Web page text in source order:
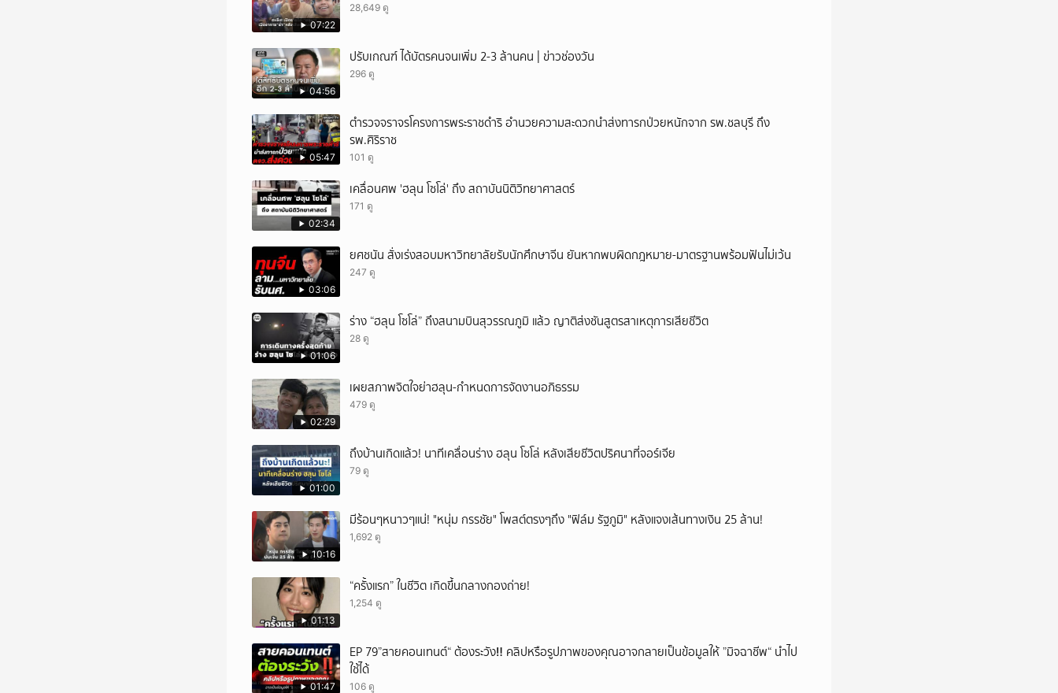
07:22
28,649 ดู
04:56
ปรับเกณฑ์ ได้บัตรคนจนเพิ่ม 2-3 ล้านคน | ข่าวช่องวัน
296 ดู
05:47
ตำรวจจราจรโครงการพระราชดำริ อำนวยความสะดวกนำส่งทารกป่วยหนักจาก รพ.ชลบุรี ถึง
รพ.ศิริราช
101 ดู
02:34
เคลื่อนศพ 'ฮลุน โซโล่' ถึง สถาบันนิติวิทยาศาสตร์
171 ดู
03:06
ยศชนัน สั่งเร่งสอบมหาวิทยาลัยรับนักศึกษาจีน ยันหากพบผิดกฎหมาย-มาตรฐานพร้อมฟันไม่เว้น
247 ดู
01:06
ร่าง “ฮลุน โซโล่” ถึงสนามบินสุวรรณภูมิ แล้ว ญาติส่งชันสูตรสาเหตุการเสียชีวิต
28 ดู
02:29
เผยสภาพจิตใจย่าฮลุน-กำหนดการจัดงานอภิธรรม
479 ดู
01:00
ถึงบ้านเกิดแล้ว! นาทีเคลื่อนร่าง ฮลุน โซโล่ หลังเสียชีวิตปริศนาที่จอร์เจีย
79 ดู
10:16
มีร้อนๆหนาวๆแน่! "หนุ่ม กรรชัย" โพสต์ตรงๆถึง "ฟิล์ม รัฐภูมิ" หลังแจงเส้นทางเงิน 25 ล้าน!
1,692 ดู
01:13
“ครั้งแรก” ในชีวิต เกิดขึ้นกลางกองถ่าย!
1,254 ดู
01:47
EP 79”สายคอนเทนต์“ ต้องระวัง‼️ คลิปหรือรูปภาพของคุณอาจกลายเป็นข้อมูลให้ ”มิจฉาชีพ“ นำไป
ใช้ได้
106 ดู